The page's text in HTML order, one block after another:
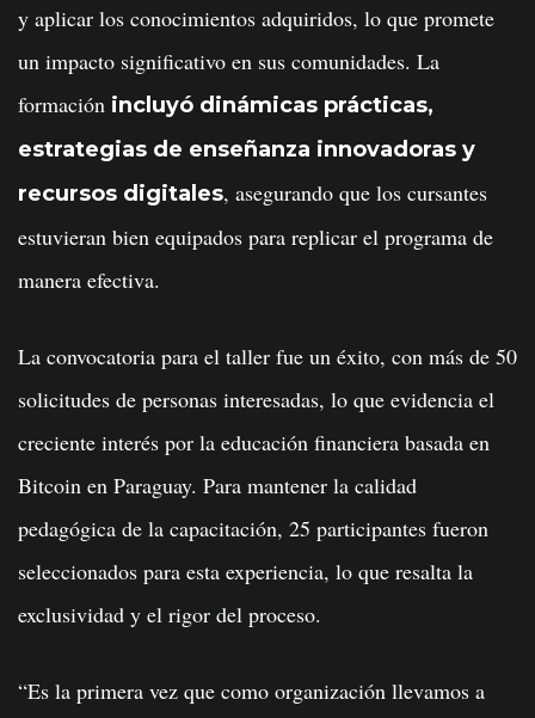
y aplicar los conocimientos adquiridos, lo que promete
un impacto significativo en sus comunidades. La
formación incluyó dinámicas prácticas,
estrategias de enseñanza innovadoras y
recursos digitales, asegurando que los cursantes
estuvieran bien equipados para replicar el programa de
manera efectiva.
La convocatoria para el taller fue un éxito, con más de 50
solicitudes de personas interesadas, lo que evidencia el
creciente interés por la educación financiera basada en
Bitcoin en Paraguay. Para mantener la calidad
pedagógica de la capacitación, 25 participantes fueron
seleccionados para esta experiencia, lo que resalta la
exclusividad y el rigor del proceso.
“Es la primera vez que como organización llevamos a